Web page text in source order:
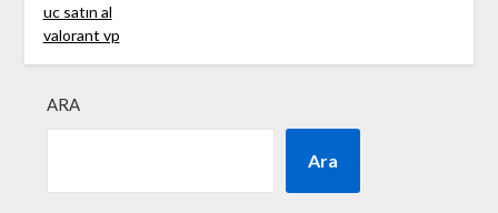
uc satın al
valorant vp
ARA
Ara